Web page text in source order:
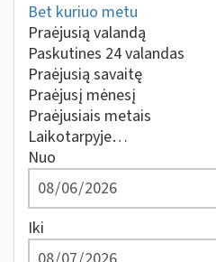
Bet kuriuo metu
Praėjusią valandą
Paskutines 24 valandas
Praėjusią savaitę
Praėjusį mėnesį
Praėjusiais metais
Laikotarpyje…
Nuo
Iki